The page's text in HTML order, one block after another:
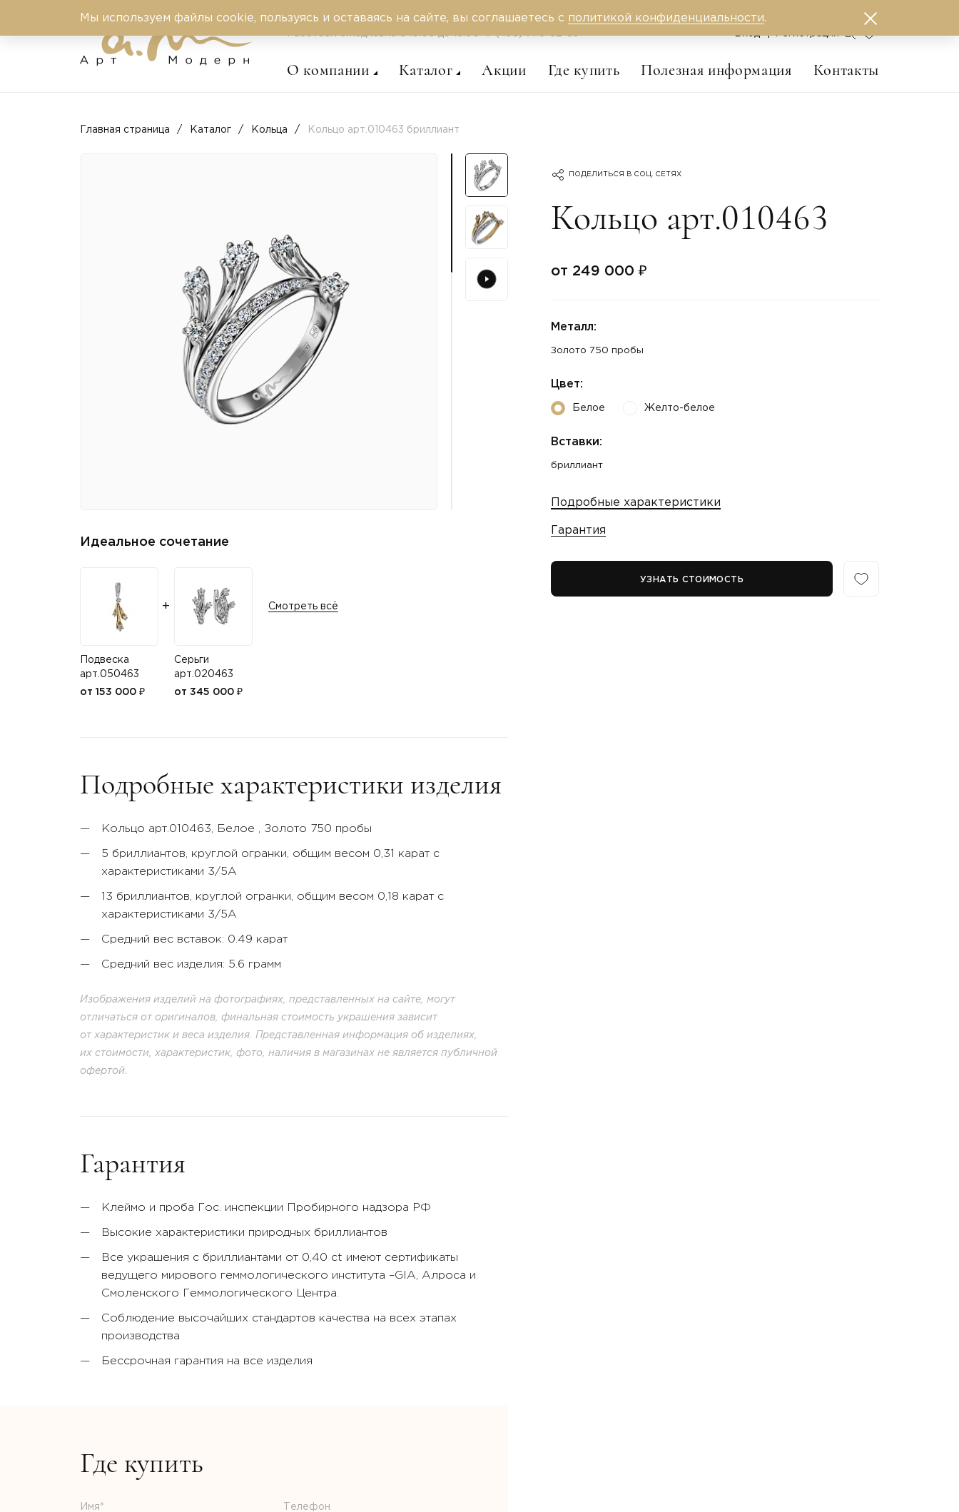
О компании Каталог Акции Где купить Полезная информация Контакты
Главная страница Каталог Кольца Кольцо арт.010463 бриллиант
Идеальное сочетание
Подвеска
арт.050463
от 153 000 ₽
Серьги
арт.020463
от 345 000 ₽
Смотреть всё
ПОДЕЛИТЬСЯ В СОЦ. СЕТЯХ
Кольцо арт.010463
от 249 000 ₽
Металл:
Золото 750 пробы
Цвет:
Белое Желто-белое
Вставки:
бриллиант
Подробные характеристики
Гарантия
УЗНАТЬ СТОИМОСТЬ
Подробные характеристики изделия
Кольцо арт.010463, Белое , Золото 750 пробы
5 бриллиантов, круглой огранки, общим весом 0,31 карат с
характеристиками 3/5А
13 бриллиантов, круглой огранки, общим весом 0,18 карат с
характеристиками 3/5А
Средний вес вставок: 0.49 карат
Средний вес изделия: 5.6 грамм
Изображения изделий на фотографиях, представленных на сайте, могут
отличаться от оригиналов, финальная стоимость украшения зависит
от характеристик и веса изделия. Представленная информация об изделиях,
их стоимости, характеристик, фото, наличия в магазинах не является публичной
офертой.
Гарантия
Клеймо и проба Гос. инспекции Пробирного надзора РФ
Высокие характеристики природных бриллиантов
Все украшения с бриллиантами от 0,40 ct имеют сертификаты
ведущего мирового геммологического института –GIA, Алроса и
Смоленского Геммологического Центра.
Соблюдение высочайших стандартов качества на всех этапах
производства
Бессрочная гарантия на все изделия
Где купить
Имя* Телефон
Мы используем файлы cookie, пользуясь и оставаясь на сайте, вы соглашаетесь с политикой конфиденциальности.